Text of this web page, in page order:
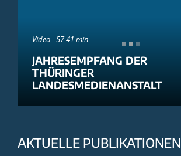
Video - 57:41 min
JAHRESEMPFANG DER
THÜRINGER
LANDESMEDIENANSTALT
AKTUELLE PUBLIKATIONEN